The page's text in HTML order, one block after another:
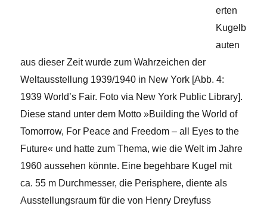
erten
Kugelb
auten
aus dieser Zeit wurde zum Wahrzeichen der
Weltausstellung 1939/1940 in New York [Abb. 4:
1939 World’s Fair. Foto via New York Public Library].
Diese stand unter dem Motto »Building the World of
Tomorrow, For Peace and Freedom – all Eyes to the
Future« und hatte zum Thema, wie die Welt im Jahre
1960 aussehen könnte. Eine begehbare Kugel mit
ca. 55 m Durchmesser, die Perisphere, diente als
Ausstellungsraum für die von Henry Dreyfuss